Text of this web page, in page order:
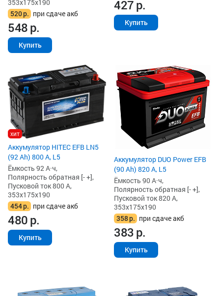
353x175x190
520р. при сдаче акб
548р.
Купить
427р.
Купить
хит
Аккумулятор HITEC EFB LN5
(92 Ah) 800 А, L5
Ёмкость 92 А·ч,
Полярность обратная [- +],
Пусковой ток 800 А,
353x175x190
454р. при сдаче акб
480р.
Купить
Аккумулятор DUO Power EFB
(90 Ah) 820 А, L5
Ёмкость 90 А·ч,
Полярность обратная [- +],
Пусковой ток 820 А,
353x175x190
358р. при сдаче акб
383р.
Купить